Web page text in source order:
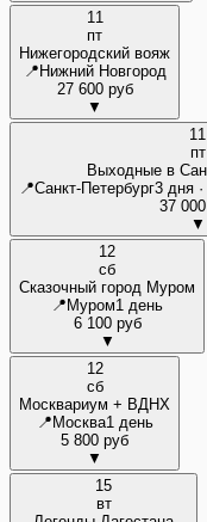
11
пт
Нижегородский вояж
📍Нижний Новгород
27 600 руб
▼
11
пт
Выходные в
📍Санкт-Петербург3 дня
37
▼
12
сб
Сказочный город Муром
📍Муром1 день
6 100 руб
▼
12
сб
Москвариум + ВДНХ
📍Москва1 день
5 800 руб
▼
15
вт